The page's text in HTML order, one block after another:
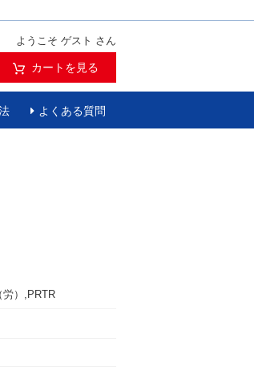
ようこそ ゲスト さん
カートを見る
よくある質問
）,PRTR